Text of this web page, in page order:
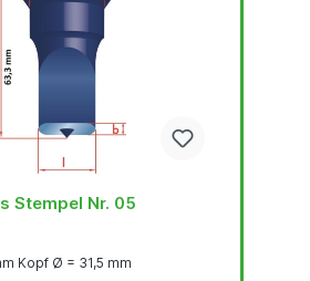
Stempel Nr. 05
Länge = 63,3 mm Kopf Ø = 31,5 mm